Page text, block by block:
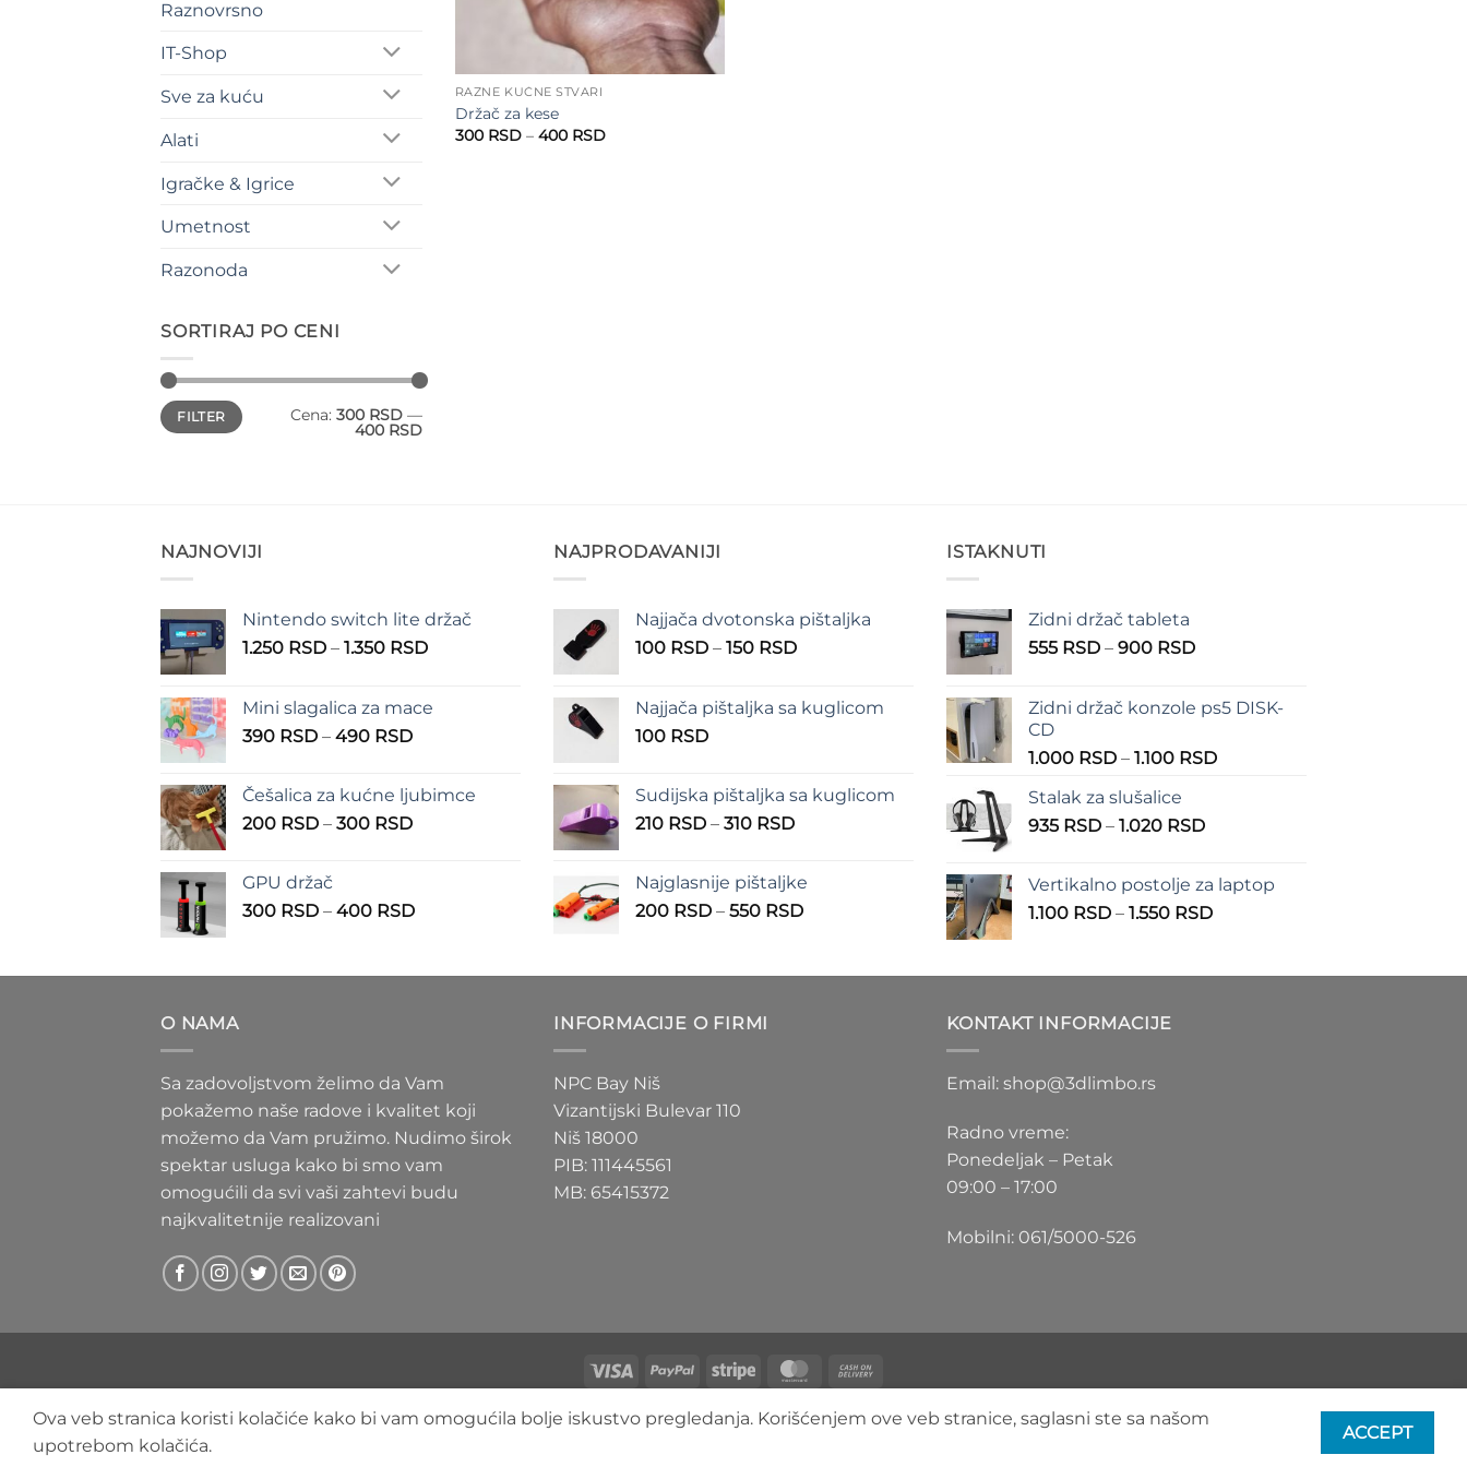
Raznovrsno
IT-Shop
Sve za kuću
Alati
Igračke & Igrice
Umetnost
Razonoda
SORTIRAJ PO CENI
Minimalna
cena
Maksimalna
cenaFILTER Cena: 300 RSD —
400 RSD
RAZNE KUĆNE STVARI
Držač za kese
300 RSD – 400 RSDRaspon
NAJNOVIJI
Nintendo switch lite držač
1.250 RSD – 1.350 RSDRaspon
1.250 RSD
Mini slagalica za mace
390 RSD – 490 RSDRaspon
390 RSD
do
Češalica za kućne ljubimce
200 RSD – 300 RSDRaspon
do
GPU držač
300 RSD – 400 RSDRaspon
300 RSD
NAJPRODAVANIJI
Najjača dvotonska pištaljka
100 RSD – 150 RSDRaspon
100 RSD
Najjača pištaljka sa kuglicom
100 RSD
Sudijska pištaljka sa kuglicom
210 RSD – 310 RSDRaspon
210 RSD
do
Najglasnije pištaljke
200 RSD – 550 RSDRaspon
200 RSD
ISTAKNUTI
Zidni držač tableta
555 RSD – 900 RSDRaspon
555 RSD
900 RSD
Zidni držač konzole ps5 DISK-
CD
1.000 RSD – 1.100 RSDRaspon
Stalak za slušalice
935 RSD – 1.020 RSDRaspon
935 RSD
do
Vertikalno postolje za laptop
1.100 RSD – 1.550 RSDRaspon
1.100 RSD
O NAMA
Sa zadovoljstvom želimo da Vam
pokažemo naše radove i kvalitet koji
možemo da Vam pružimo. Nudimo širok
spektar usluga kako bi smo vam
omogućili da svi vaši zahtevi budu
najkvalitetnije realizovani
INFORMACIJE O FIRMI
NPC Bay Niš
Vizantijski Bulevar 110
Niš 18000
PIB: 111445561
MB: 65415372
KONTAKT INFORMACIJE
Email: shop@3dlimbo.rs
Radno vreme:
Ponedeljak – Petak
09:00 – 17:00
Mobilni: 061/5000-526
Visa PayPal Stripe MasterCard
On
Delivery
O NAMA BLOG FAQ KONTAKT
Ova veb stranica koristi kolačiće kako bi vam omogućila bolje iskustvo pregledanja. Korišćenjem ove veb stranice, saglasni ste sa našom
upotrebom kolačića.
ACCEPT